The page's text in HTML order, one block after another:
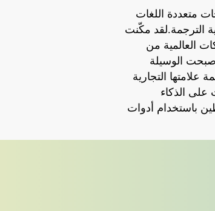
متعددة اللغات
الترجمة.لقد مكّنت
العالمية من
الوسيلة
علامتها التجارية
على الذكاء
باستخدام أدوات